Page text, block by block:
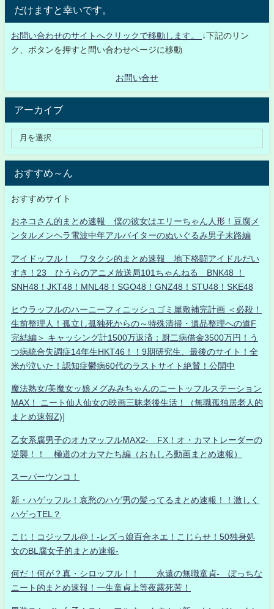
だけますと幸いです。
お問い合わせのサイトへクリックで移動します。
↓下記のリン
ク、ボタンを押すと問い合わせページに移動
お問い合せ
アーカイブ
おすすめ～ん
おすすめサイト
おネコさん的まとめ速報 僕の彼女はエリーちゃん人形！豆腐メ
ンタルメンヘラ電波中年アルバイターのぬいぐるみ男子末路編
アイドッフル！ ワタクシ的まとめ速報 地下格闘アイドルだい
すき！23 ひうらのアニメ放送局101ちゃんねる BNK48 ！
SNH48！JKT48！MNL48！SGO48！GNZ48！STU48！SKE48
ヒウラッフルのハーニーフィニッシュゴミ屋敷補完計画 ＜必殺！
生前整理人！孤立し孤独死からの～特殊清掃・遺品整理への道F
完結編＞ キャッシング計1500万返済：厨二病借金3500万円！う
つ病統合失調症14年生HKT46！！9期研究生、最後のサイト！全
米が泣いた！認知症鬱病60代のラストサイト絶賛！公開中
魔法熟女/美魔女ッ娘メグみみちゃんのニートッフルステーション
MAX！ ニート仙人仙女の映画三昧老後生活！（無職孤独居老人的
まとめ速報Z)]
乙女系腐男子のオカマッフルMAX2- FX！オ・カマトレーダーの
逆襲！！ 極道のオカマたち編（おもしろ動画まとめ速報）
スーパーウンコ！
新・ハゲッフル！哀愁のハゲ男の髪ってるまとめ速報！！激しく
ハゲっTEL？
こじ！コジッフル@！-レズっ娘百合ネエ！こじらせ！50独身処
女のBL腐女子的まとめ速報-
何だ！何が？真・シロッフル！！ 永遠の無職童貞- ぼっちな
ニート的まとめ速報！一生童貞上等夜露死苦！